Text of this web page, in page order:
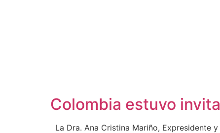
Colombia estuvo
La Dra. Ana Cristina Mariño, Expresidente